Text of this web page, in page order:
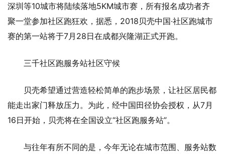
深圳等10城市将陆续落地5KM城市赛，所有报名成功者齐
聚一堂参加社区跑狂欢，据悉，2018贝壳中国·社区跑城市
赛的第一站将于7月28日在成都兴隆湖正式开跑。
三千社区跑服务站社区守候
贝壳希望通过营造轻松简单的跑步场景，让社区居民都
能走出家门释放压力。为此，经中国田径协会授权，从7月
16日开始，贝壳将在全国设立“社区跑服务站”。
与往年有所不同的是，今年无论在城市范围、服务站数